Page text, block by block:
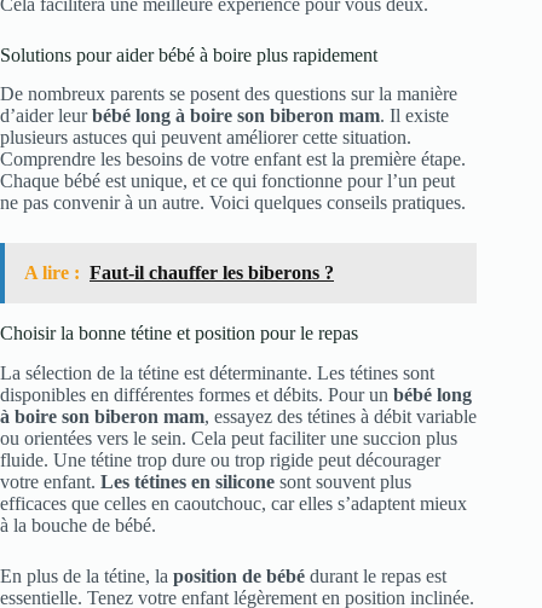
Solutions pour aider bébé à boire plus rapidement
De nombreux parents se posent des questions sur la manière
d’aider leurbébé long à boire son biberon mam. Il existe
plusieurs astuces qui peuvent améliorer cette situation.
Comprendre les besoins de votre enfant est la première étape.
Chaque bébé est unique, et ce qui fonctionne pour l’un peut
ne pas convenir à un autre. Voici quelques conseils pratiques.
A lire : Faut-il chauffer les biberons ?
Choisir la bonne tétine et position pour le repas
La sélection de la tétine est déterminante. Les tétines sont
disponibles en différentes formes et débits. Pour un bébé long
à boire son biberon mam, essayez des tétines à débit variable
ou orientées vers le sein. Cela peut faciliter une succion plus
fluide. Une tétine trop dure ou trop rigide peut décourager
votre enfant. Les tétines en silicone sont souvent plus
efficaces que celles en caoutchouc, car elles s’adaptent mieux
à la bouche de bébé.
En plus de la tétine, la position de bébé durant le repas est
essentielle. Tenez votre enfant légèrement en position inclinée.